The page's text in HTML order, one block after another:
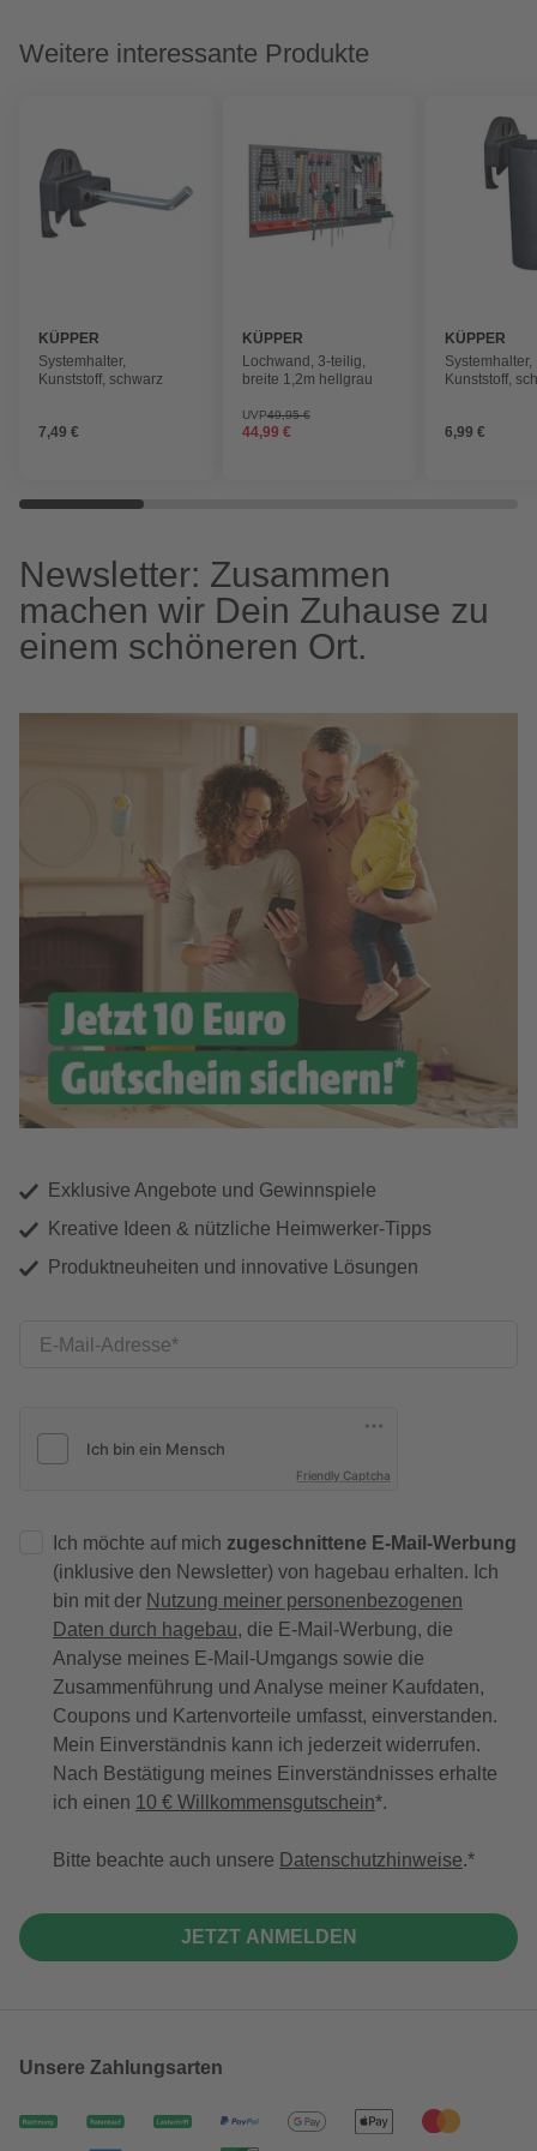
Weitere interessante Produkte
KÜPPER
Systemhalter,
Kunststoff, schwarz
7,49 €
KÜPPER
Lochwand, 3-teilig,
breite 1,2m hellgrau
UVP49,95 €
44,99 €
KÜPPER
Systemhalter,
Kunststoff,
6,99 €
Newsletter: Zusammen
machen wir Dein Zuhause zu
einem schöneren Ort.
Exklusive Angebote und Gewinnspiele
Kreative Ideen & nützliche Heimwerker-Tipps
Produktneuheiten und innovative Lösungen
E-Mail-Adresse
Friendly Captcha
Ich möchte auf mich zugeschnittene E-Mail-Werbung
(inklusive den Newsletter) von hagebau erhalten. Ich
bin mit der Nutzung meiner personenbezogenen
Daten durch hagebau, die E-Mail-Werbung, die
Analyse meines E-Mail-Umgangs sowie die
Zusammenführung und Analyse meiner Kaufdaten,
Coupons und Kartenvorteile umfasst, einverstanden.
Mein Einverständnis kann ich jederzeit widerrufen.
Nach Bestätigung meines Einverständnisses erhalte
ich einen 10 € Willkommensgutschein*.
Bitte beachte auch unsere Datenschutzhinweise.
JETZT ANMELDEN
Unsere Zahlungsarten